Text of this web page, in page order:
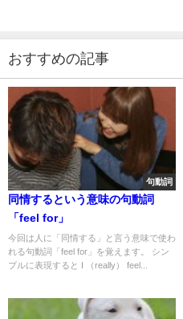
おすすめの記事
句動詞
同情するという意味の句動詞
「feel for」
今回は人に「同情する」と言う意味で使わ
れる句動詞「feel for」を覚えます。 シン
プルに表現すると I （really） feel...